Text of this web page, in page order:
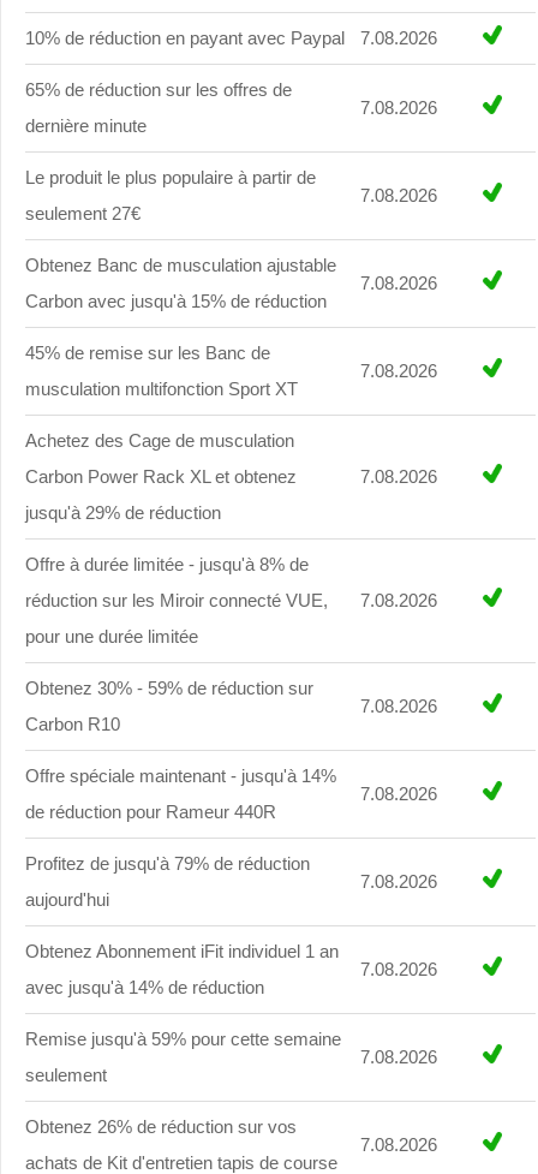
10% de réduction en payant avec Paypal 7.08.2026
65% de réduction sur les offres de
dernière minute
7.08.2026
Le produit le plus populaire à partir de
seulement 27€
7.08.2026
Obtenez Banc de musculation ajustable
Carbon avec jusqu'à 15% de réduction
7.08.2026
45% de remise sur les Banc de
musculation multifonction Sport XT
7.08.2026
Achetez des Cage de musculation
Carbon Power Rack XL et obtenez
jusqu'à 29% de réduction
7.08.2026
Offre à durée limitée - jusqu'à 8% de
réduction sur les Miroir connecté VUE,
pour une durée limitée
7.08.2026
Obtenez 30% - 59% de réduction sur
Carbon R10
7.08.2026
Offre spéciale maintenant - jusqu'à 14%
de réduction pour Rameur 440R
7.08.2026
Profitez de jusqu'à 79% de réduction
aujourd'hui
7.08.2026
Obtenez Abonnement iFit individuel 1 an
avec jusqu'à 14% de réduction
7.08.2026
Remise jusqu'à 59% pour cette semaine
seulement
7.08.2026
Obtenez 26% de réduction sur vos
achats de Kit d'entretien tapis de course
7.08.2026